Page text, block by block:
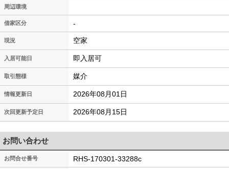
周辺環境
借家区分 -
現況 空家
入居可能日 即入居可
取引態様 媒介
情報更新日 2026年08月01日
次回更新予定日 2026年08月15日
お問い合わせ
お問合せ番号 RHS-170301-33288c